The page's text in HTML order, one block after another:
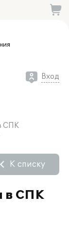
Вход
СПК
в СПК
К списку